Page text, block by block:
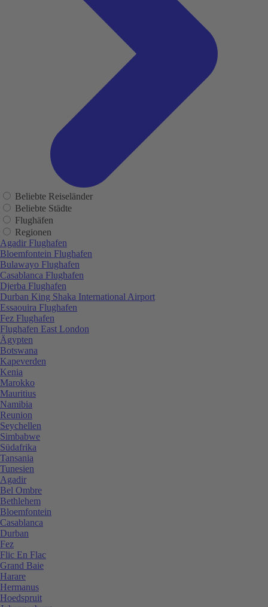
Beliebte Reiseländer
Beliebte Städte
Flughäfen
Regionen
Agadir Flughafen
Bloemfontein Flughafen
Bulawayo Flughafen
Casablanca Flughafen
Djerba Flughafen
Durban King Shaka International Airport
Essaouira Flughafen
Fez Flughafen
Flughafen East London
Ägypten
Botswana
Kapeverden
Kenia
Marokko
Mauritius
Namibia
Reunion
Seychellen
Simbabwe
Südafrika
Tansania
Tunesien
Agadir
Bel Ombre
Bethlehem
Bloemfontein
Casablanca
Durban
Fez
Flic En Flac
Grand Baie
Harare
Hermanus
Hoedspruit